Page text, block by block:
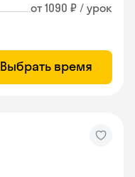
от 1090 ₽ / урок
Выбрать время